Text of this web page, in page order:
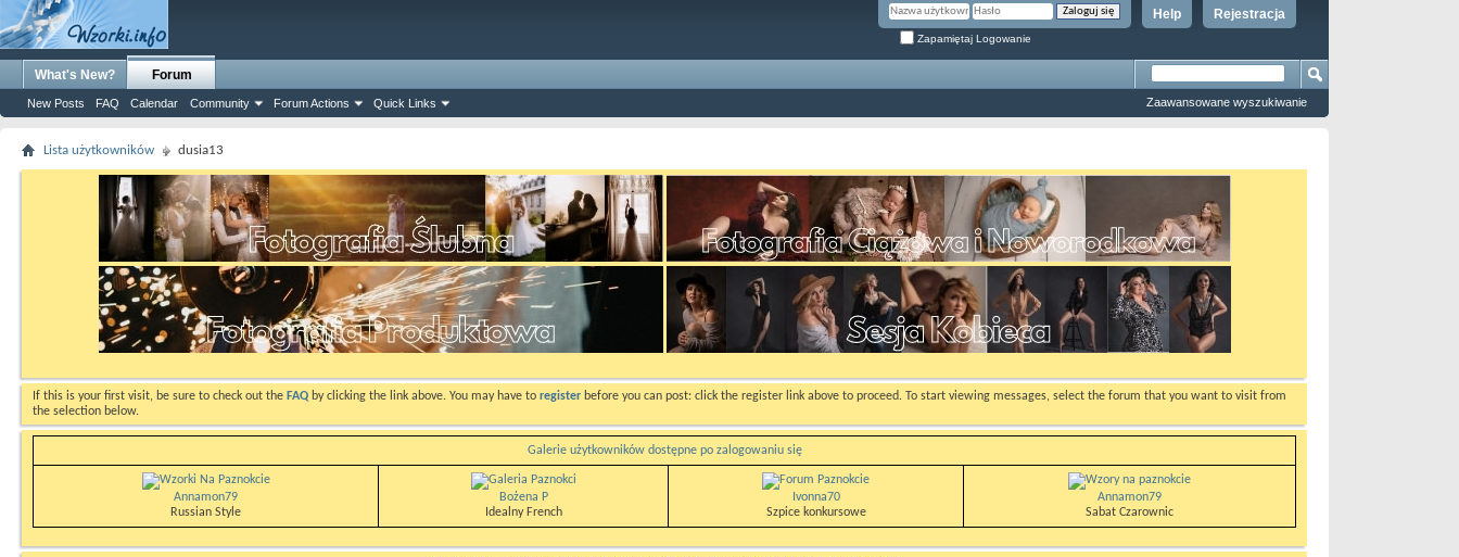
Rejestracja
Help
Zapamiętaj Logowanie
What's New? Forum
New Posts FAQ Calendar Community Forum Actions Quick Links Zaawansowane wyszukiwanie
Lista użytkowników dusia13
If this is your first visit, be sure to check out the FAQ by clicking the link above. You may have to register before you can post: click the register link above to proceed. To start viewing messages, select the forum that you want to visit from
the selection below.
Galerie użytkowników dostępne po zalogowaniu się
Annamon79
Russian Style
Bożena P
Idealny French
Ivonna70
Szpice konkursowe
Annamon79
Sabat Czarownic